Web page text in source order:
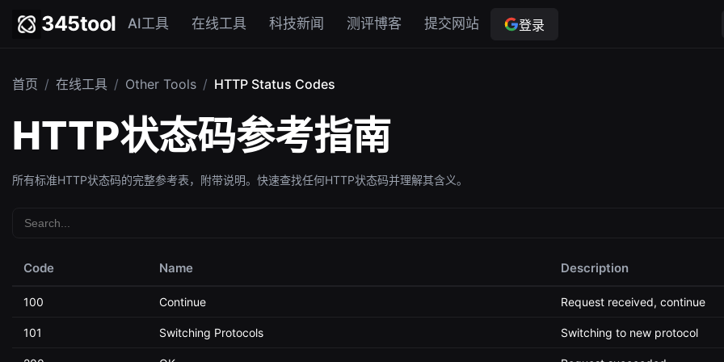
345tool AI工具 在线工具 科技新闻 测评博客 提交网站 登录
首页 / 在线工具 / Other Tools / HTTP Status Codes
HTTP状态码参考指南
所有标准HTTP状态码的完整参考表，附带说明。快速查找任何HTTP状态码并理解其含义。
Code Name Description
100 Continue Request received, continue
101 Switching Protocols Switching to new protocol